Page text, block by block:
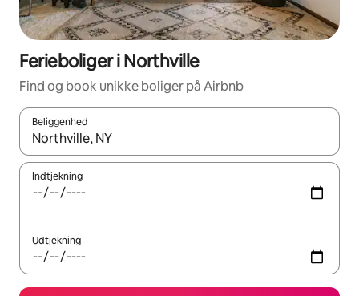
Ferieboliger i Northville
Find og book unikke boliger på Airbnb
Beliggenhed
Når resultaterne er tilgængelige, skal du navigere med
Indtjekning
Udtjekning